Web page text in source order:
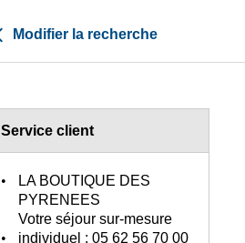
Modifier la recherche
Service client
LA BOUTIQUE DES
PYRENEES
Votre séjour sur-mesure
individuel :05 62 56 70 00